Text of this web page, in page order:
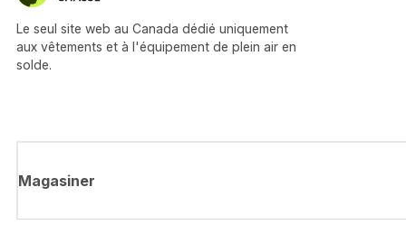
Le seul site web au Canada dédié uniquement
aux vêtements et à l'équipement de plein air en
solde.
Magasiner